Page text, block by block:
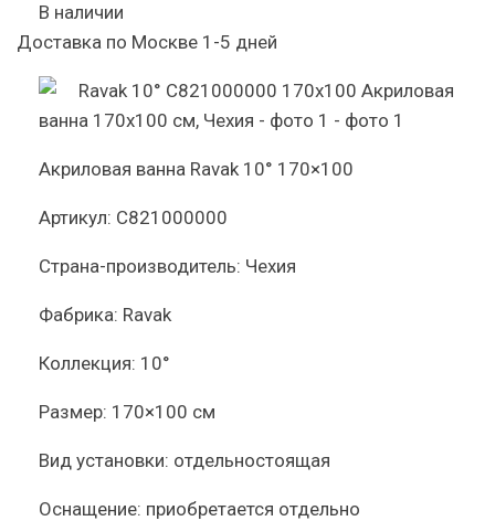
В наличии
Доставка по Москве 1-5 дней
Акриловая ванна Ravak 10° 170×100
Артикул: C821000000
Страна-производитель: Чехия
Фабрика: Ravak
Коллекция: 10°
Размер: 170×100 см
Вид установки: отдельностоящая
Оснащение: приобретается отдельно